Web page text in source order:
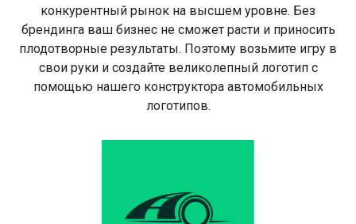
конкурентный рынок на высшем уровне. Без
брендинга ваш бизнес не сможет расти и приносить
плодотворные результаты. Поэтому возьмите игру в
свои руки и создайте великолепный логотип с
помощью нашего конструктора автомобильных
логотипов.